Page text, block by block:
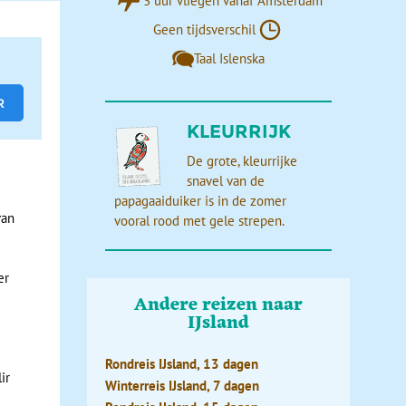
KLEURRIJK
De grote, kleurrijke
snavel van de
papagaaiduiker is in de zomer
vooral rood met gele strepen.
Geen tijdsverschil
Taal Islenska
Andere reizen naar
IJsland
Rondreis IJsland, 13 dagen
Winterreis IJsland, 7 dagen